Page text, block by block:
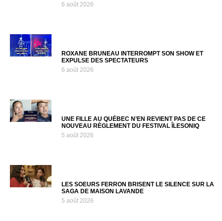
6 août 2026
ROXANE BRUNEAU INTERROMPT SON SHOW ET
EXPULSE DES SPECTATEURS
6 août 2026
UNE FILLE AU QUÉBEC N’EN REVIENT PAS DE CE
NOUVEAU RÈGLEMENT DU FESTIVAL ÎLESONIQ
5 août 2026
LES SOEURS FERRON BRISENT LE SILENCE SUR LA
SAGA DE MAISON LAVANDE
5 août 2026